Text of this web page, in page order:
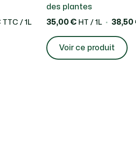
TTC / 1L
des plantes
35,00 € HT / 1L 38,50
Voir ce produit